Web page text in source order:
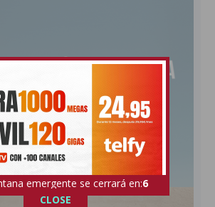
emergente se cerrará en:5
CLOSE